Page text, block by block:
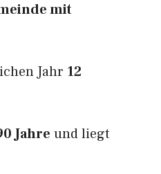
mit
Jahr 12
Jahre und liegt